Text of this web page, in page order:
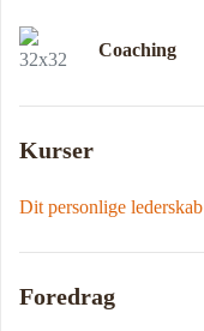
Coaching
Kurser
Dit personlige lederskab
Foredrag